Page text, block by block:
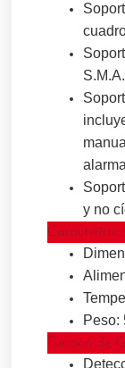
y no
Peso:
Función de